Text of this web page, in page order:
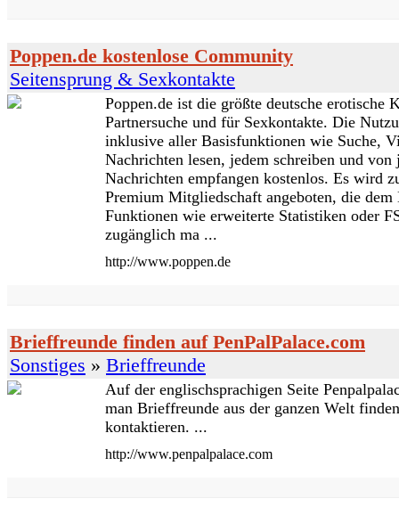
Poppen.de kostenlose Community
Seitensprung & Sexkontakte
Poppen.de ist die größte deutsche erotische
Partnersuche und für Sexkontakte. Die
inklusive aller Basisfunktionen wie Suche,
Nachrichten lesen, jedem schreiben und von
Nachrichten empfangen kostenlos. Es wird
Premium Mitgliedschaft angeboten, die dem
Funktionen wie erweiterte Statistiken oder
zugänglich ma ...
http://www.poppen.de
Brieffreunde finden auf PenPalPalace.com
Sonstiges » Brieffreunde
Auf der englischsprachigen Seite
man Brieffreunde aus der ganzen Welt
kontaktieren. ...
http://www.penpalpalace.com